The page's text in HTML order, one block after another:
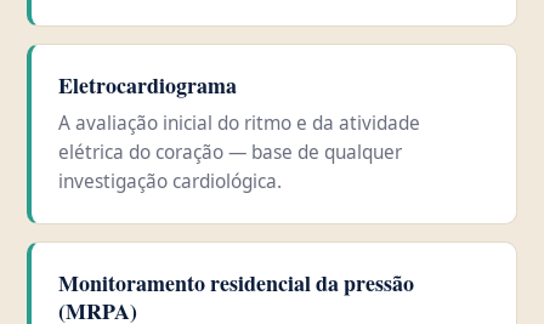
Eletrocardiograma
A avaliação inicial do ritmo e da atividade
elétrica do coração — base de qualquer
investigação cardiológica.
Monitoramento residencial da pressão
(MRPA)